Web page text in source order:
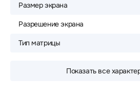
Размер экрана
Разрешение экрана
Тип матрицы
Показать все